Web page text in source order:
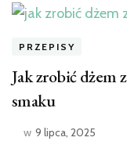
PRZEPISY
Jak zrobić dżem
smaku
w 9 lipca, 2025